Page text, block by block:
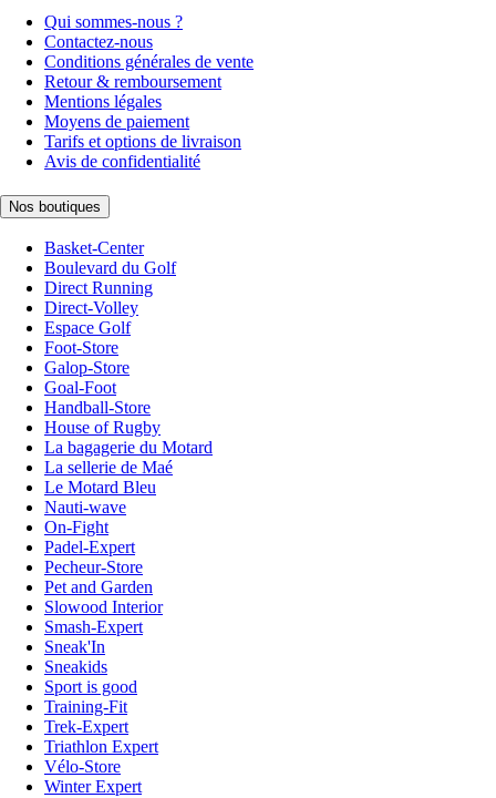
Qui sommes-nous ?
Contactez-nous
Conditions générales de vente
Retour & remboursement
Mentions légales
Moyens de paiement
Tarifs et options de livraison
Avis de confidentialité
Nos boutiques
Basket-Center
Boulevard du Golf
Direct Running
Direct-Volley
Espace Golf
Foot-Store
Galop-Store
Goal-Foot
Handball-Store
House of Rugby
La bagagerie du Motard
La sellerie de Maé
Le Motard Bleu
Nauti-wave
On-Fight
Padel-Expert
Pecheur-Store
Pet and Garden
Slowood Interior
Smash-Expert
Sneak'In
Sneakids
Sport is good
Training-Fit
Trek-Expert
Triathlon Expert
Vélo-Store
Winter Expert